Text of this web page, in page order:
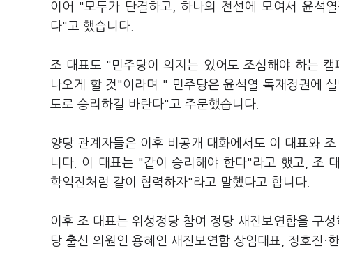
이어 "모두가 단결하고, 하나의 전선에 모여서 윤석
다"고 했습니다.
조 대표도 "민주당이 의지는 있어도 조심해야 하는
나오게 할 것"이라며 " 민주당은 윤석열 독재정권에
도로 승리하길 바란다"고 주문했습니다.
양당 관계자들은 이후 비공개 대화에서도 이 대표와
니다. 이 대표는 "같이 승리해야 한다"라고 했고, 조
학익진처럼 같이 협력하자"라고 말했다고 합니다.
이후 조 대표는 위성정당 참여 정당 새진보연합을 구
당 출신 의원인 용혜인 새진보연합 상임대표, 정호진·